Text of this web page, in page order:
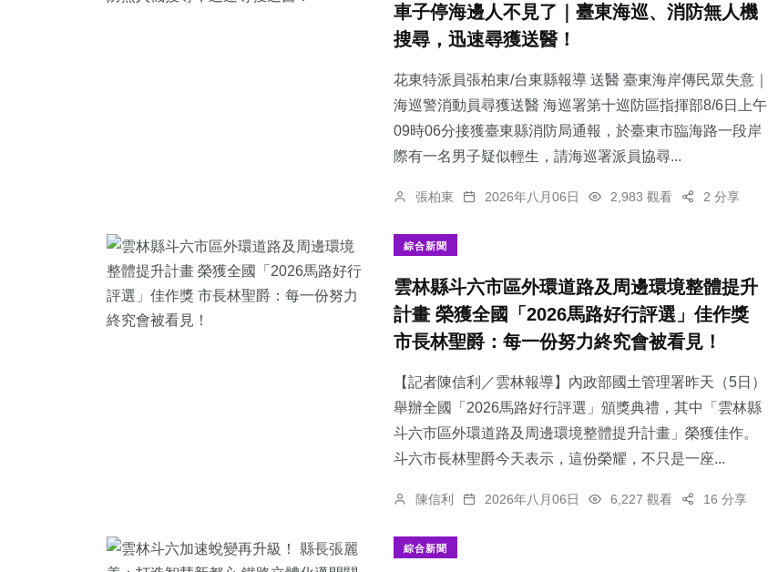
車子停海邊人不見了｜臺東海巡、消防無人機
搜尋，迅速尋獲送醫！
花東特派員張柏東/台東縣報導 送醫 臺東海岸傳民眾失意｜
海巡警消動員尋獲送醫 海巡署第十巡防區指揮部8/6日上午
09時06分接獲臺東縣消防局通報，於臺東市臨海路一段岸
際有一名男子疑似輕生，請海巡署派員協尋...
張柏東 2026年八月06日 2,983 觀看 2 分享
綜合新聞
雲林縣斗六市區外環道路及周邊環境整體提升
計畫 榮獲全國「2026馬路好行評選」佳作獎
市長林聖爵：每一份努力終究會被看見！
【記者陳信利／雲林報導】內政部國土管理署昨天（5日）
舉辦全國「2026馬路好行評選」頒獎典禮，其中「雲林縣
斗六市區外環道路及周邊環境整體提升計畫」榮獲佳作。
斗六市長林聖爵今天表示，這份榮耀，不只是一座...
陳信利 2026年八月06日 6,227 觀看 16 分享
綜合新聞